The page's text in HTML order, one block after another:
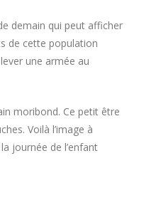
demain qui peut afficher
de cette population
une armée au
moribond. Ce petit être
Voilà l’image à
journée de l’enfant